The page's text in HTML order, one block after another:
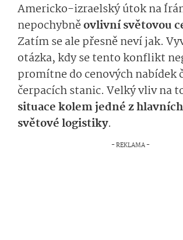
Americko-izraelský útok na
nepochybněovlivní světovou
Zatím se ale přesně neví jak.
otázka, kdy se tento konflikt
promítne do cenových nabídek
čerpacích stanic. Velký vliv na
situace kolem jedné z
světové logistiky.